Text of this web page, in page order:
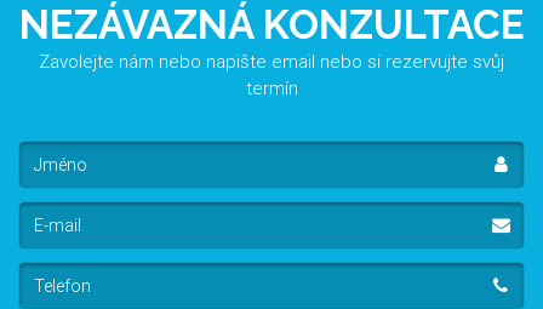
NEZÁVAZNÁ KONZULTACE
Zavolejte nám nebo napište email nebo si rezervujte svůj
termín